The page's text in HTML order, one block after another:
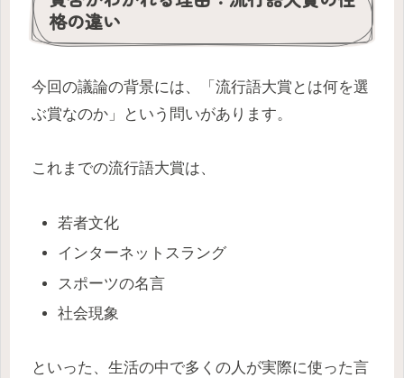
格の違い
今回の議論の背景には、「流行語大賞とは何を選
ぶ賞なのか」という問いがあります。
これまでの流行語大賞は、
若者文化
インターネットスラング
スポーツの名言
社会現象
といった、生活の中で多くの人が実際に使った言